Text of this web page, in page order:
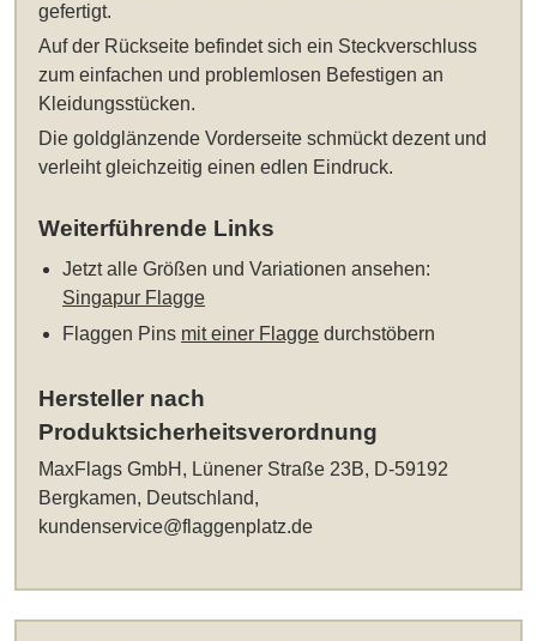
gefertigt.
Auf der Rückseite befindet sich ein Steckverschluss
zum einfachen und problemlosen Befestigen an
Kleidungsstücken.
Die goldglänzende Vorderseite schmückt dezent und
verleiht gleichzeitig einen edlen Eindruck.
Weiterführende Links
Jetzt alle Größen und Variationen ansehen:
Singapur Flagge
Flaggen Pins mit einer Flagge durchstöbern
Hersteller nach
Produktsicherheitsverordnung
MaxFlags GmbH, Lünener Straße 23B, D-59192
Bergkamen, Deutschland,
kundenservice@flaggenplatz.de